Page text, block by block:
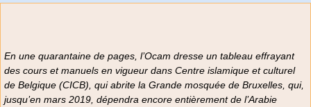
En une quarantaine de pages, l’Ocam dresse un tableau effrayant
des cours et manuels en vigueur dans Centre islamique et culturel
de Belgique (CICB), qui abrite la Grande mosquée de Bruxelles, qui,
jusqu’en mars 2019, dépendra encore entièrement de l’Arabie